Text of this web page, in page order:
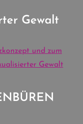
Gewalt
und zum
Gewalt